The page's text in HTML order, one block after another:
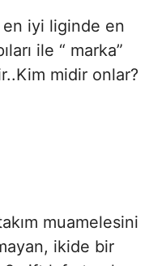
en iyi liginde en
ile “ marka”
midir onlar?
muamelesini
ikide bir